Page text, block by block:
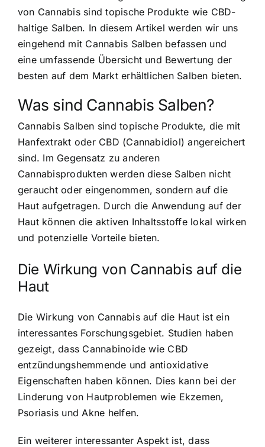
von Cannabis sind topische Produkte wie CBD-
haltige Salben. In diesem Artikel werden wir uns
eingehend mit Cannabis Salben befassen und
eine umfassende Übersicht und Bewertung der
besten auf dem Markt erhältlichen Salben bieten.
Was sind Cannabis Salben?
Cannabis Salben sind topische Produkte, die mit
Hanfextrakt oder CBD (Cannabidiol) angereichert
sind. Im Gegensatz zu anderen
Cannabisprodukten werden diese Salben nicht
geraucht oder eingenommen, sondern auf die
Haut aufgetragen. Durch die Anwendung auf der
Haut können die aktiven Inhaltsstoffe lokal wirken
und potenzielle Vorteile bieten.
Die Wirkung von Cannabis auf die
Haut
Die Wirkung von Cannabis auf die Haut ist ein
interessantes Forschungsgebiet. Studien haben
gezeigt, dass Cannabinoide wie CBD
entzündungshemmende und antioxidative
Eigenschaften haben können. Dies kann bei der
Linderung von Hautproblemen wie Ekzemen,
Psoriasis und Akne helfen.
Ein weiterer interessanter Aspekt ist, dass